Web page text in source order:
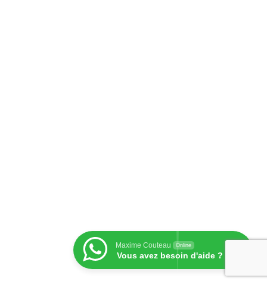
Maxime Couteau Online
Vous avez besoin d'aide ?